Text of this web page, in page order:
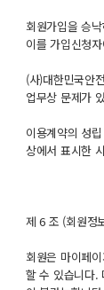
회원가입을 승
이를 가입신청
(사)대한민국안
업무상 문제가
이용계약의 성
상에서 표시한
제 6 조 (회원정
회원은 마이페
할 수 있습니다.